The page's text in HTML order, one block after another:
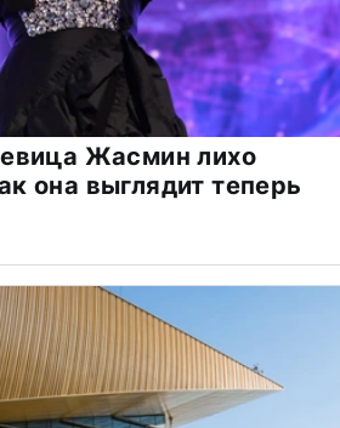
Жасмин лихо
она выглядит теперь